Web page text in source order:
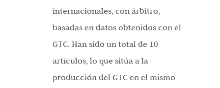
internacionales, con árbitro,
basadas en datos obtenidos con el
GTC. Han sido un total de 10
artículos, lo que sitúa a la
producción del GTC en el mismo